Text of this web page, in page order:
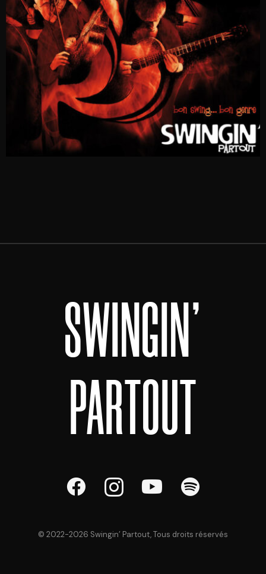
BON SWING BON GENRE
SWINGIN'
PARTOUT
© 2022-2026 Swingin’ Partout, Tous droits réservés